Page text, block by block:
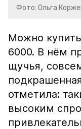
Фото: Ольга
Можно
6000. В нём
щучья,
отметила:
высоким